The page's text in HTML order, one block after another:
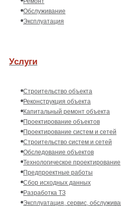
Обслуживание
Эксплуатация
Услуги
Строительство объекта
Реконструкция объекта
Капитальный ремонт объекта
Проектирование объектов
Проектирование систем и сетей
Строительство систем и сетей
Обследование объектов
Технологическое проектирование
Предпроектные работы
Сбор исходных данных
Разработка ТЗ
Эксплуатация, сервис,